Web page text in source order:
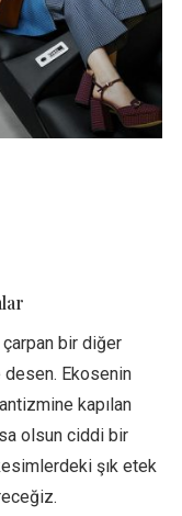
çarpan bir diğer
Ekosenin
kapılan
olsun ciddi bir
şık etek